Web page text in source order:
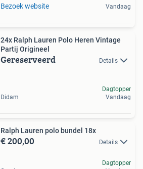
Bezoek website Vandaag
24x Ralph Lauren Polo Heren Vintage
Partij Origineel
Gereserveerd Details
Didam
Dagtopper
Vandaag
Ralph Lauren polo bundel 18x
€ 200,00 Details
Dagtopper